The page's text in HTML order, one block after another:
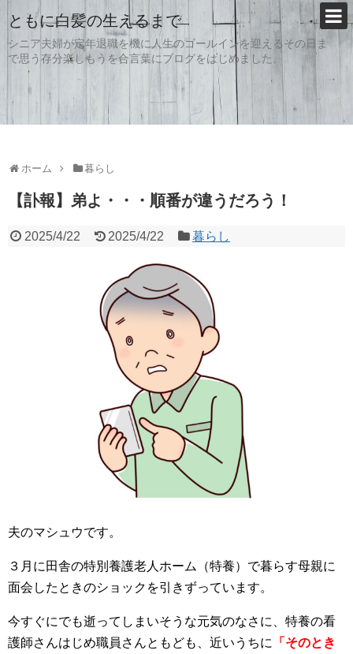
ともに白髪の生えるまで
シニア夫婦が定年退職を機に人生のゴールインを迎えるその日ま
で思う存分楽しもうを合言葉にブログをはじめました。
ホーム 暮らし
【訃報】弟よ・・・順番が違うだろう！
2025/4/22 2025/4/22 暮らし
夫のマシュウです。
３月に田舎の特別養護老人ホーム（特養）で暮らす母親に
面会したときのショックを引きずっています。
今すぐにでも逝ってしまいそうな元気のなさに、特養の看
護師さんはじめ職員さんともども、近いうちに
「そのとき